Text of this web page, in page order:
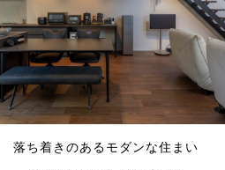
落ち着きのあるモダンな住まい